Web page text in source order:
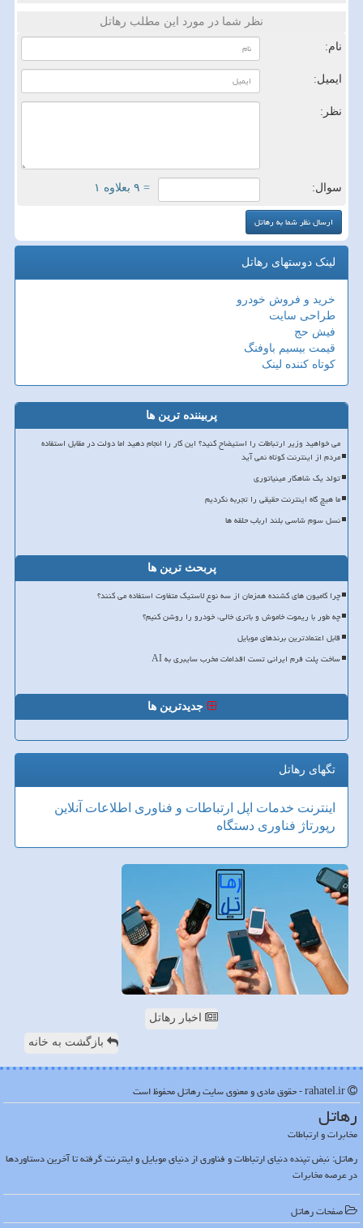
نظر شما در مورد این مطلب رهاتل
نام:
ایمیل:
نظر:
سوال: = ۹ بعلاوه ۱
لینک دوستهای رهاتل
خرید و فروش خودرو
طراحی سایت
فیش حج
قیمت بیسیم باوفنگ
کوتاه کننده لینک
پربیننده ترین ها
می خواهید وزیر ارتباطات را استیضاح کنید؟ این کار را انجام دهید اما دولت در مقابل استفاده
مردم از اینترنت کوتاه نمی آید
تولد یک شاهکار مینیاتوری
ما هیچ گاه اینترنت حقیقی را تجربه نکردیم
نسل سوم شاسی بلند ارباب حلقه ها
پربحث ترین ها
چرا کامیون های کشنده همزمان از سه نوع لاستیک متفاوت استفاده می کنند؟
چه طور با ریموت خاموش و باتری خالی، خودرو را روشن کنیم؟
قابل اعتمادترین برندهای موبایل
ساخت پلت فرم ایرانی تست اقدامات مخرب سایبری به AI
جدیدترین ها
تگهای رهاتل
اینترنت خدمات اپل ارتباطات و فناوری اطلاعات آنلاین
رپورتاژ فناوری دستگاه
اخبار رهاتل
بازگشت به خانه
رهاتل
مخابرات و ارتباطات
رهاتل: نبض تپنده دنیای ارتباطات و فناوری از دنیای موبایل و اینترنت گرفته تا آخرین دستاوردها
در عرصه مخابرات
صفحات رهاتل